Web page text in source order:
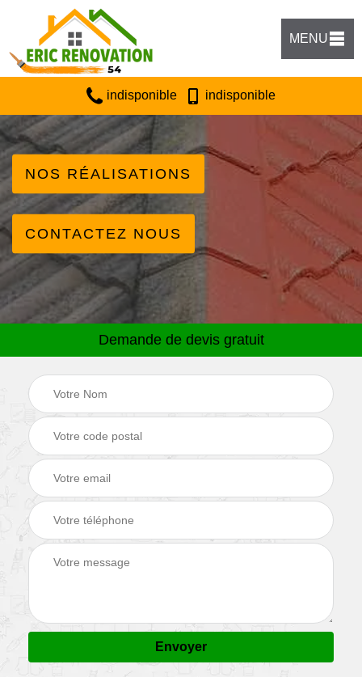
MENU
indisponible indisponible
NOS RÉALISATIONS
CONTACTEZ NOUS
Demande de devis gratuit